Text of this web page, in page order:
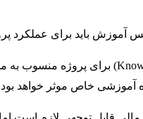
آموزش باید برای عملکرد
خاص موثر خواهد بود